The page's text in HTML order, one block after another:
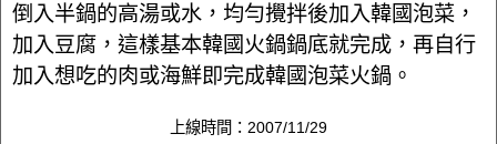
倒入半鍋的高湯或水，均勻攪拌後加入韓國泡菜，
加入豆腐，這樣基本韓國火鍋鍋底就完成，再自行
加入想吃的肉或海鮮即完成韓國泡菜火鍋。
上線時間：2007/11/29